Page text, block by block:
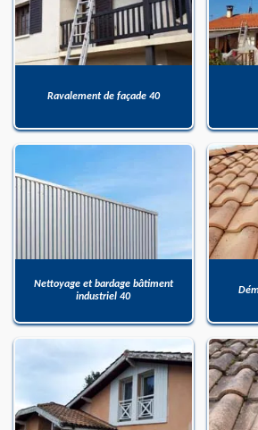
Ravalement de façade 40
Nettoyage et bardage bâtiment
industriel 40